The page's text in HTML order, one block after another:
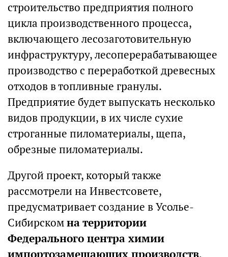
строительство предприятия полного
цикла производственного процесса,
включающего лесозаготовительную
инфраструктуру, лесоперерабатывающее
производство с переработкой древесных
отходов в топливные гранулы.
Предприятие будет выпускать несколько
видов продукции, в их числе сухие
строганные пиломатериалы, щепа,
обрезные пиломатериалы.
Другой проект, который также
рассмотрели на Инвестсовете,
предусматривает создание в Усолье-
Сибирскомна территории
Федерального центра химии